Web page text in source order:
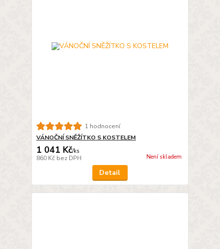
1 hodnocení
VÁNOČNÍ SNĚŽÍTKO S KOSTELEM
1 041 Kč/ks
860 Kč bez DPH Není skladem
Detail